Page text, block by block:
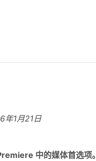
年1月21日
中的媒体首选项。